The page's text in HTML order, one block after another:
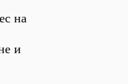
на
и